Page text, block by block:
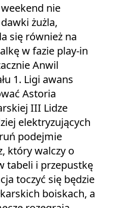
nie
żużla,
się również na
w fazie play-in
Anwil
1. Ligi awans
Astoria
III Lidze
elektryzujących
podejmie
który walczy o
tabeli i przepustkę
toczyć się będzie
boiskach, a